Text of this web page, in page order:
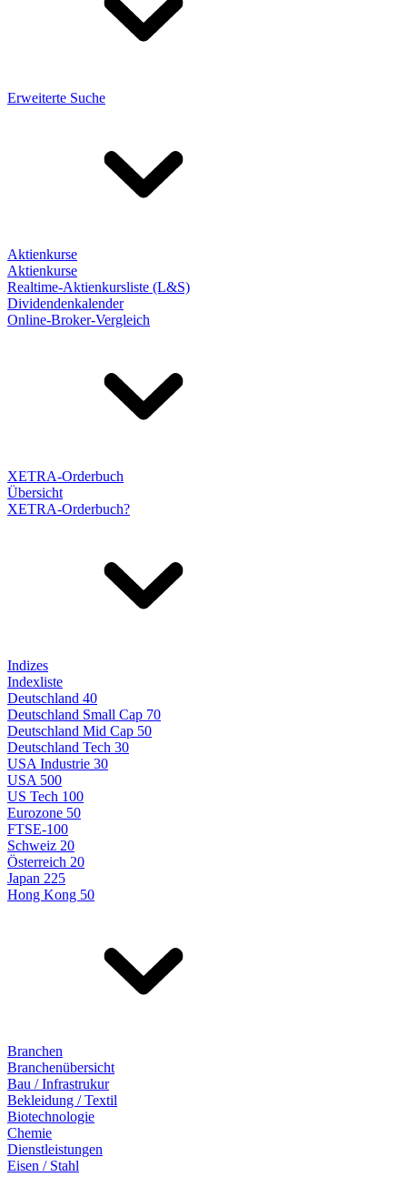
Erweiterte Suche
Aktienkurse
Aktienkurse
Realtime-Aktienkursliste (L&S)
Dividendenkalender
Online-Broker-Vergleich
XETRA-Orderbuch
Übersicht
XETRA-Orderbuch?
Indizes
Indexliste
Deutschland 40
Deutschland Small Cap 70
Deutschland Mid Cap 50
Deutschland Tech 30
USA Industrie 30
USA 500
US Tech 100
Eurozone 50
FTSE-100
Schweiz 20
Österreich 20
Japan 225
Hong Kong 50
Branchen
Branchenübersicht
Bau / Infrastrukur
Bekleidung / Textil
Biotechnologie
Chemie
Dienstleistungen
Eisen / Stahl